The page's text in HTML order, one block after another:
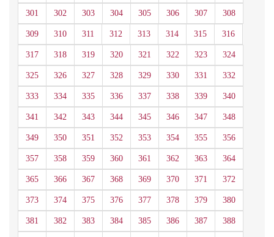
301 302 303 304 305 306 307 308
309 310 311 312 313 314 315 316
317 318 319 320 321 322 323 324
325 326 327 328 329 330 331 332
333 334 335 336 337 338 339 340
341 342 343 344 345 346 347 348
349 350 351 352 353 354 355 356
357 358 359 360 361 362 363 364
365 366 367 368 369 370 371 372
373 374 375 376 377 378 379 380
381 382 383 384 385 386 387 388